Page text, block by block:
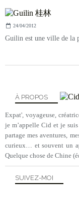
24/04/2012
Guilin est une ville de la
SUIVEZ-MOI
À PROPOS
Expat', voyageuse,
je m’appelle Cid et je
partage mes aventures,
curieux… et souvent un
Quelque chose de Chine